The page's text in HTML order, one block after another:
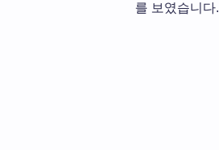
를 보였습니다.